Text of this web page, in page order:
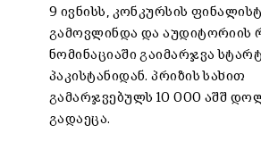
9 ივნისს, კონკურსის
გამოვლინდა და აუდიტორიის
ნომინაციაში გაიმარჯვა
პაკისტანიდან. პრიზის სახით
გამარჯვებულს 10 000 აშშ
გადაეცა.